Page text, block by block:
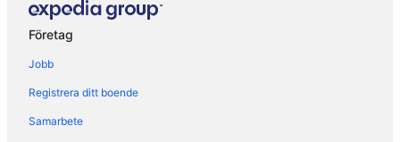
Hotell i Mijas
Hotell i Torremolinos
Husvagnscampingar i La Cala de Mijas
Lägenheter i La Cala de Mijas
Hotell i närheten av La Cala Golf
Företag
Jobb
Registrera ditt boende
Samarbete